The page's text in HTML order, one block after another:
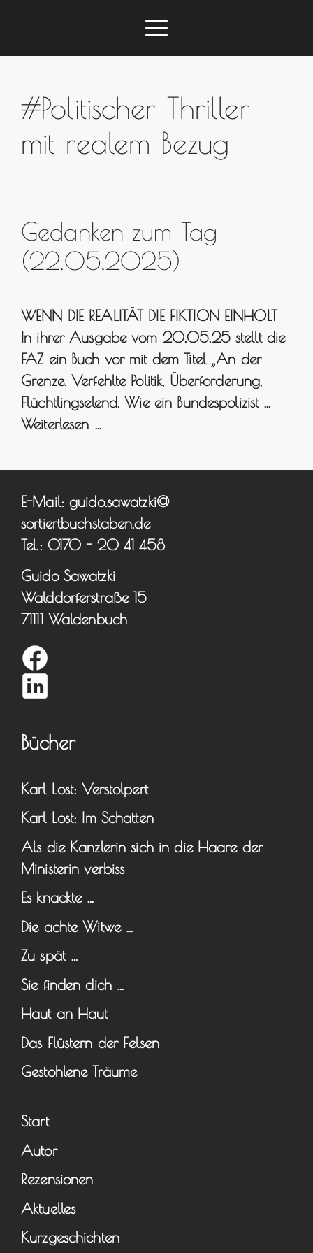
springen
Menü
#Politischer Thriller
mit realem Bezug
Gedanken zum Tag
(22.05.2025)
WENN DIE REALITÄT DIE FIKTION EINHOLT
In ihrer Ausgabe vom 20.05.25 stellt die
FAZ ein Buch vor mit dem Titel „An der
Grenze. Verfehlte Politik, Überforderung,
Flüchtlingselend. Wie ein Bundespolizist …
Weiterlesen …
E-Mail: guido.sawatzki@
sortiertbuchstaben.de
Tel.: 0170 - 20 41 458
Guido Sawatzki
Walddorferstraße 15
71111 Waldenbuch
Bücher
Karl Lost: Verstolpert
Karl Lost: Im Schatten
Als die Kanzlerin sich in die Haare der
Ministerin verbiss
Es knackte …
Die achte Witwe …
Zu spät …
Sie finden dich …
Haut an Haut
Das Flüstern der Felsen
Gestohlene Träume
Start
Autor
Rezensionen
Aktuelles
Kurzgeschichten